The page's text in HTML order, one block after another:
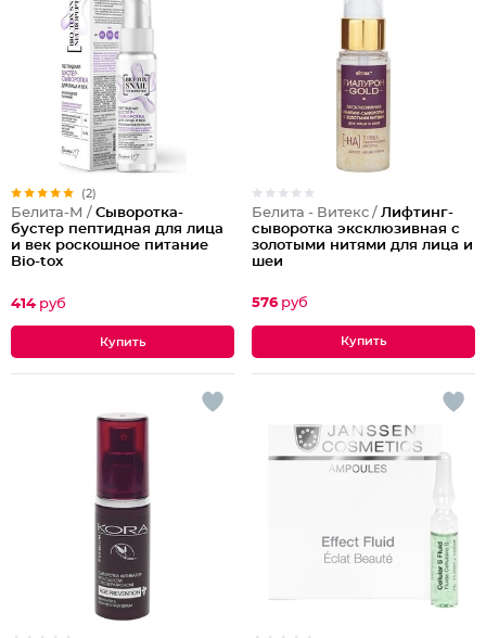
(2)
Белита-М / Сыворотка-
бустер пептидная для лица
и век роскошное питание
Bio-tox
414 руб
Белита - Витекс / Лифтинг-
сыворотка эксклюзивная с
золотыми нитями для лица и
шеи
576 руб